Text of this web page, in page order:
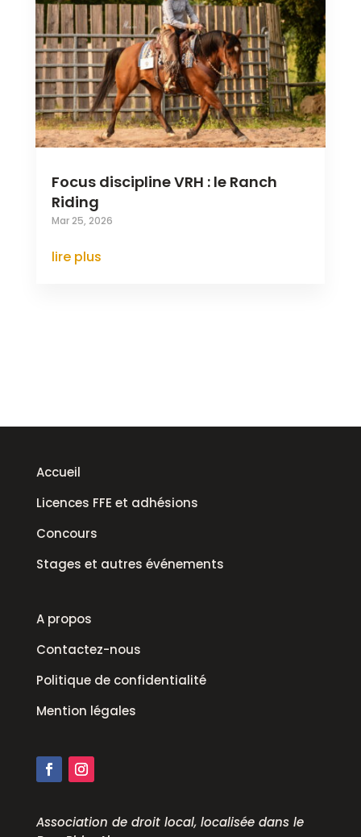
Focus discipline VRH : le Ranch
Riding
Mar 25, 2026
lire plus
Accueil
Licences FFE et adhésions
Concours
Stages et autres événements
A propos
Contactez-nous
Politique de confidentialité
Mention légales
Association de droit local, localisée dans le